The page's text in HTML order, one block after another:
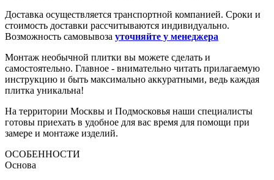
Доставка осуществляется транспортной компанией. Сроки и
стоимость доставки рассчитываются индивидуально.
Возможность самовывоза уточняйте у менеджера
Монтаж необычной плитки вы можете сделать и
самостоятельно. Главное - внимательно читать прилагаемую
инструкцию и быть максимально аккуратными, ведь каждая
плитка уникальна!
На территории Москвы и Подмосковья наши специалисты
готовы приехать в удобное для вас время для помощи при
замере и монтаже изделий.
ОСОБЕННОСТИ
Основа